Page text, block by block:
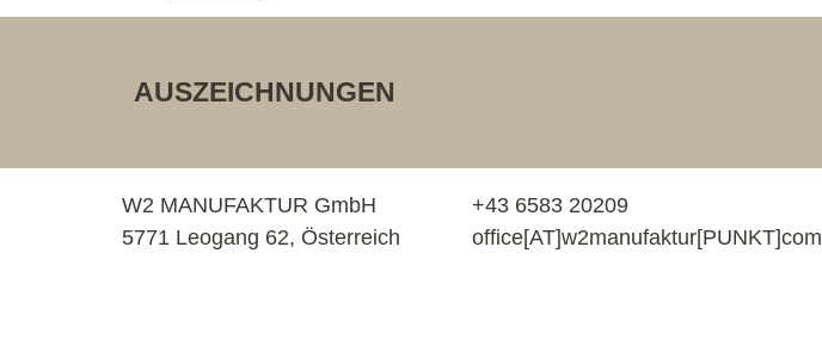
AUSZEICHNUNGEN
W2 MANUFAKTUR GmbH
5771 Leogang 62, Österreich
+43 6583 20209
office[AT]w2manufaktur[PUNKT]com